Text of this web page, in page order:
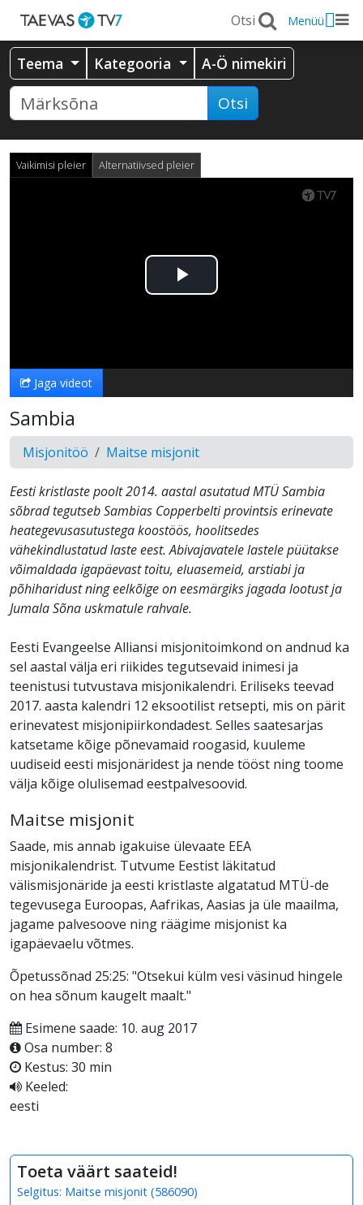
Menüü
Teema Kategooria A-Ö nimekiri
Otsi
Vaikimisi pleier Alternatiivsed pleier
Esita
Jaga videot
Sambia
Misjonitöö Maitse misjonit
Eesti kristlaste poolt 2014. aastal asutatud MTÜ Sambia
sõbrad tegutseb Sambias Copperbelti provintsis erinevate
heategevusasutustega koostöös, hoolitsedes
vähekindlustatud laste eest. Abivajavatele lastele püütakse
võimaldada igapäevast toitu, eluasemeid, arstiabi ja
põhiharidust ning eelkõige on eesmärgiks jagada lootust ja
Jumala Sõna uskmatule rahvale.
Eesti Evangeelse Alliansi misjonitoimkond on andnud ka
sel aastal välja eri riikides tegutsevaid inimesi ja
teenistusi tutvustava misjonikalendri. Eriliseks teevad
2017. aasta kalendri 12 eksootilist retsepti, mis on pärit
erinevatest misjonipiirkondadest. Selles saatesarjas
katsetame kõige põnevamaid roogasid, kuuleme
uudiseid eesti misjonäridest ja nende tööst ning toome
välja kõige olulisemad eestpalvesoovid.
Maitse misjonit
Saade, mis annab igakuise ülevaate EEA
misjonikalendrist. Tutvume Eestist läkitatud
välismisjonäride ja eesti kristlaste algatatud MTÜ-de
tegevusega Euroopas, Aafrikas, Aasias ja üle maailma,
jagame palvesoove ning räägime misjonist ka
igapäevaelu võtmes.
Õpetussõnad 25:25: "Otsekui külm vesi väsinud hingele
on hea sõnum kaugelt maalt."
Esimene saade: 10. aug 2017
Osa number: 8
Kestus: 30 min
Keeled:
eesti
Toeta väärt saateid!
Selgitus: Maitse misjonit (586090)